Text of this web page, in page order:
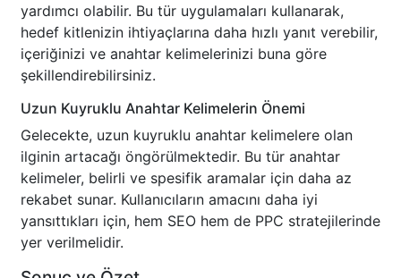
yardımcı olabilir. Bu tür uygulamaları kullanarak,
hedef kitlenizin ihtiyaçlarına daha hızlı yanıt verebilir,
içeriğinizi ve anahtar kelimelerinizi buna göre
şekillendirebilirsiniz.
Uzun Kuyruklu Anahtar Kelimelerin Önemi
Gelecekte, uzun kuyruklu anahtar kelimelere olan
ilginin artacağı öngörülmektedir. Bu tür anahtar
kelimeler, belirli ve spesifik aramalar için daha az
rekabet sunar. Kullanıcıların amacını daha iyi
yansıttıkları için, hem SEO hem de PPC stratejilerinde
yer verilmelidir.